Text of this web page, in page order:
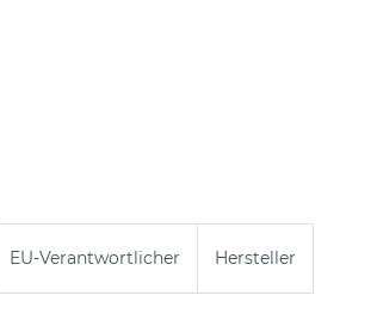
EU-Verantwortlicher Hersteller